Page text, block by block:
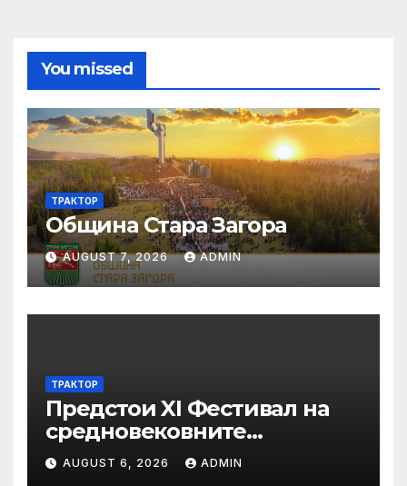
You missed
ТРАКТОР
Община Стара Загора
AUGUST 7, 2026 ADMIN
ТРАКТОР
Предстои XI Фестивал на
средновековните
традиции, бит и култура
„Калето
AUGUST 6, 2026 ADMIN